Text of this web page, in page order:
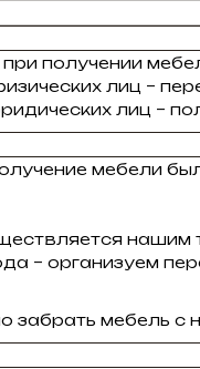
получении
лиц –
лиц –
мебели
нашим
– организуем
забрать мебель с